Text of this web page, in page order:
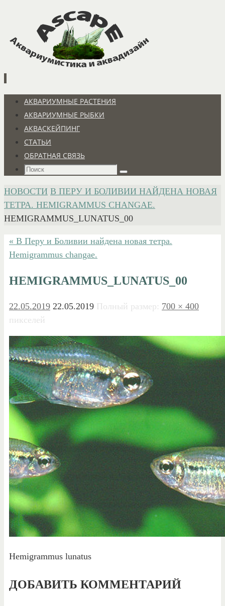
содержимому
Перейти
содержимому
АКВАРИУМНЫЕ РАСТЕНИЯ
АКВАРИУМНЫЕ РЫБКИ
АКВАСКЕЙПИНГ
СТАТЬИ
ОБРАТНАЯ СВЯЗЬ
Что
Поиск
ГЛАВНАЯ
НОВОСТИ В ПЕРУ И БОЛИВИИ НАЙДЕНА НОВАЯ
ТЕТРА. HEMIGRAMMUS CHANGAE.
HEMIGRAMMUS_LUNATUS_00
« В Перу и Боливии найдена новая тетра.
Hemigrammus changae.
HEMIGRAMMUS_LUNATUS_00
22.05.2019 22.05.2019 Полный размер: 700 × 400
пикселей
Hemigrammus lunatus
ДОБАВИТЬ КОММЕНТАРИЙ